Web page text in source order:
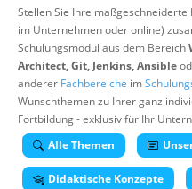
Suche
Stellen Sie Ihre
im Unternehmen oder online)
Schulungsmodul aus dem Bereich
Architect, Git, Jenkins, Ansible
anderer Fachbereiche im
Wunschthemen zu Ihrer ganz
Fortbildung - exklusiv für Ihr
Alle Themen
Didaktische Konzepte